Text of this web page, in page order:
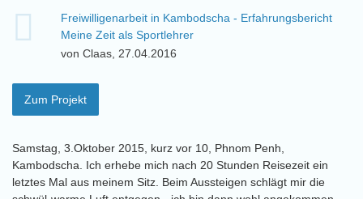
Freiwilligenarbeit in Kambodscha - Erfahrungsbericht
Meine Zeit als Sportlehrer
von Claas, 27.04.2016
Zum Projekt
Samstag, 3.Oktober 2015, kurz vor 10, Phnom Penh,
Kambodscha. Ich erhebe mich nach 20 Stunden Reisezeit ein
letztes Mal aus meinem Sitz. Beim Aussteigen schlägt mir die